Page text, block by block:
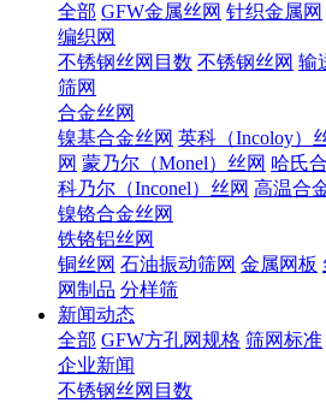
全部 GFW金属丝网 针织金属网
编织网
不锈钢丝网目数 不锈钢丝网 输
筛网
合金丝网
镍基合金丝网 英科（Incoloy）
网 蒙乃尔（Monel）丝网 哈氏
科乃尔（Inconel）丝网 高温合
镍铬合金丝网
铁铬铝丝网
铜丝网 石油振动筛网 金属网板
网制品 分样筛
新闻动态
全部 GFW方孔网规格 筛网标准
企业新闻
不锈钢丝网目数